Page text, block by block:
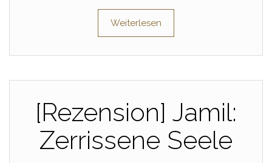
Weiterlesen
[Rezension] Jamil:
Zerrissene Seele